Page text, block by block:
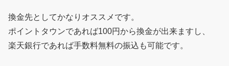
換金先としてかなりオススメです。
ポイントタウンであれば100円から換金が出来ますし、
楽天銀行であれば手数料無料の振込も可能です。